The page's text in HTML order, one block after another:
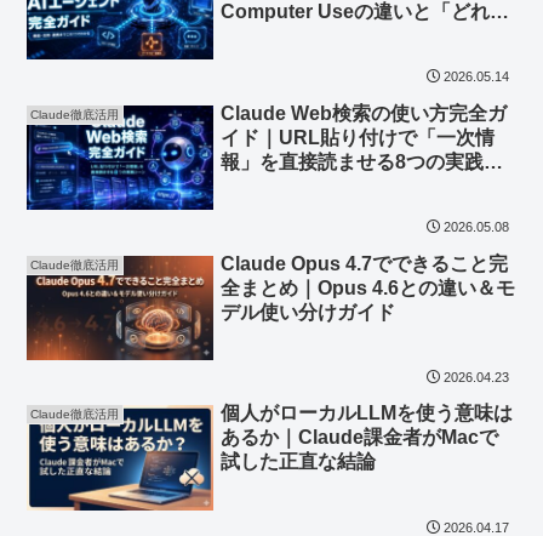
Computer Useの違いと「どれか
2026.05.14
Claude徹底活用
Claude Web検索の使い方完全ガ
イド｜URL貼り付けで「一次情
報」を直接読ませる8つの実践シ
2026.05.08
Claude徹底活用
Claude Opus 4.7でできること完
全まとめ｜Opus 4.6との違い＆モ
デル使い分けガイド
2026.04.23
Claude徹底活用
個人がローカルLLMを使う意味は
あるか｜Claude課金者がMacで
試した正直な結論
2026.04.17